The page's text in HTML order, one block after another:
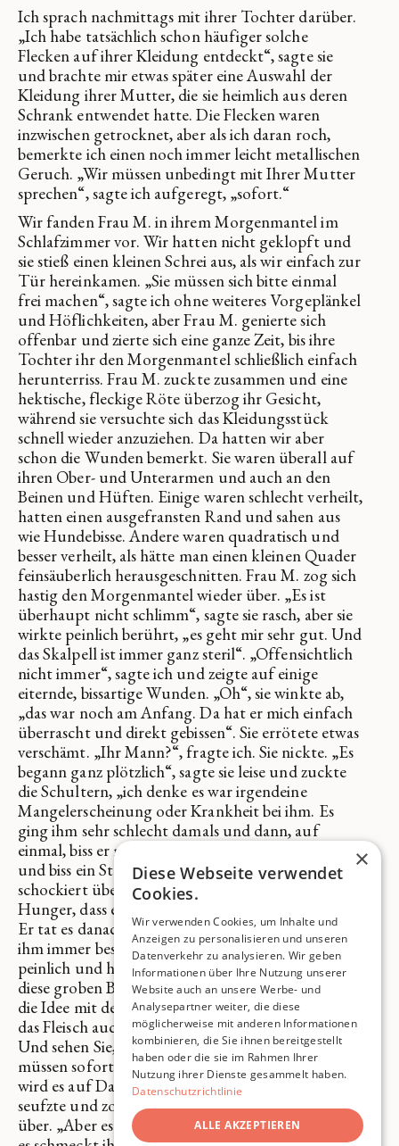
Ich sprach nachmittags mit ihrer Tochter darüber.
„Ich habe tatsächlich schon häufiger solche
Flecken auf ihrer Kleidung entdeckt“, sagte sie
und brachte mir etwas später eine Auswahl der
Kleidung ihrer Mutter, die sie heimlich aus deren
Schrank entwendet hatte. Die Flecken waren
inzwischen getrocknet, aber als ich daran roch,
bemerkte ich einen noch immer leicht metallischen
Geruch. „Wir müssen unbedingt mit Ihrer Mutter
sprechen“, sagte ich aufgeregt, „sofort.“
Wir fanden Frau M. in ihrem Morgenmantel im
Schlafzimmer vor. Wir hatten nicht geklopft und
sie stieß einen kleinen Schrei aus, als wir einfach zur
Tür hereinkamen. „Sie müssen sich bitte einmal
frei machen“, sagte ich ohne weiteres Vorgeplänkel
und Höflichkeiten, aber Frau M. genierte sich
offenbar und zierte sich eine ganze Zeit, bis ihre
Tochter ihr den Morgenmantel schließlich einfach
herunterriss. Frau M. zuckte zusammen und eine
hektische, fleckige Röte überzog ihr Gesicht,
während sie versuchte sich das Kleidungsstück
schnell wieder anzuziehen. Da hatten wir aber
schon die Wunden bemerkt. Sie waren überall auf
ihren Ober- und Unterarmen und auch an den
Beinen und Hüften. Einige waren schlecht verheilt,
hatten einen ausgefransten Rand und sahen aus
wie Hundebisse. Andere waren quadratisch und
besser verheilt, als hätte man einen kleinen Quader
feinsäuberlich herausgeschnitten. Frau M. zog sich
hastig den Morgenmantel wieder über. „Es ist
überhaupt nicht schlimm“, sagte sie rasch, aber sie
wirkte peinlich berührt, „es geht mir sehr gut. Und
das Skalpell ist immer ganz steril“. „Offensichtlich
nicht immer“, sagte ich und zeigte auf einige
eiternde, bissartige Wunden. „Oh“, sie winkte ab,
„das war noch am Anfang. Da hat er mich einfach
überrascht und direkt gebissen“. Sie errötete etwas
verschämt. „Ihr Mann?“, fragte ich. Sie nickte. „Es
begann ganz plötzlich“, sagte sie leise und zuckte
die Schultern, „ich denke es war irgendeine
Mangelerscheinung oder Krankheit bei ihm. Es
ging ihm sehr schlecht damals und dann, auf
einmal, biss er mir eines Tages einfach in den Arm
und biss ein Stück aus mir heraus. Er war ein wenig
schockiert über sich selbst, aber er hatte solchen
Hunger, dass er es einfach roh herunterschluckte.
Er tat es danach noch mehrere Male und es ging
ihm immer besser. Aber er fand es natürlich etwas
peinlich und hätte sich geniert, wenn andere Leute
diese groben Bisse gesehen hätten. Da kam ich auf
die Idee mit dem Skalpell. Inzwischen braten wir
das Fleisch auch, sodass es besser bekömmlich ist.
Und sehen Sie, es geht ihm wieder gut“. „Sie
müssen sofort damit aufhören“, sagte ich, „Ihnen
wird es auf Dauer nicht gut damit gehen.“ Frau M.
seufzte und zog sich den Morgenmantel wieder
über. „Aber es wächst doch nach“, sagte sie, „und
×
Diese Webseite verwendet
Cookies.
Wir verwenden Cookies, um Inhalte und
Anzeigen zu personalisieren und unseren
Datenverkehr zu analysieren. Wir geben
Informationen über Ihre Nutzung unserer
Website auch an unsere Werbe- und
Analysepartner weiter, die diese
möglicherweise mit anderen Informationen
kombinieren, die Sie ihnen bereitgestellt
haben oder die sie im Rahmen Ihrer
Nutzung ihrer Dienste gesammelt haben.
Datenschutzrichtlinie
ALLE AKZEPTIEREN